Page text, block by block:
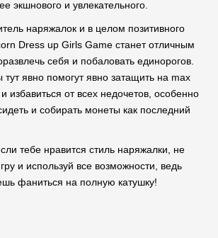
экшнового и увлекательного.
наряжалок и в целом позитивного
Dress up Girls Game станет отличным
себя и побаловать единорогов.
явно помогут явно затащить на max
избавиться от всех недочетов, особенно
и собирать монеты как последний
тебе нравится стиль наряжалки, не
и используй все возможности, ведь
фаниться на полную катушку!